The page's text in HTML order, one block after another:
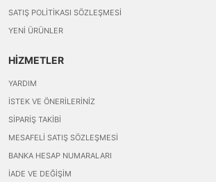
SATIŞ POLITIKASI SÖZLEŞMESI
YENI ÜRÜNLER
HİZMETLER
YARDIM
İSTEK VE ÖNERILERINIZ
SIPARIŞ TAKIBI
MESAFELI SATIŞ SÖZLEŞMESI
BANKA HESAP NUMARALARI
İADE VE DEĞIŞIM